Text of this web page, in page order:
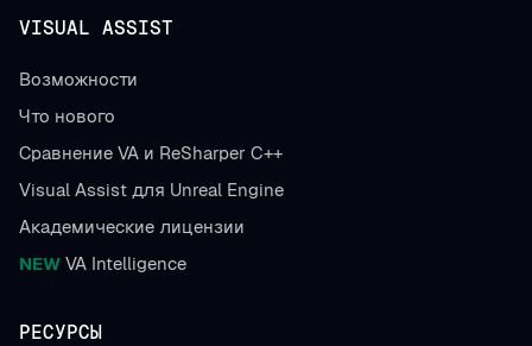
VISUAL ASSIST
Возможности
Что нового
Сравнение VA и ReSharper C++
Visual Assist для Unreal Engine
Академические лицензии
NEW VA Intelligence
РЕСУРСЫ